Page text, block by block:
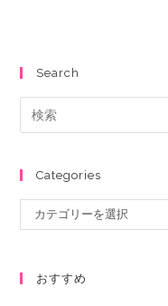
Search
Categories
カテゴリーを選択
おすすめ